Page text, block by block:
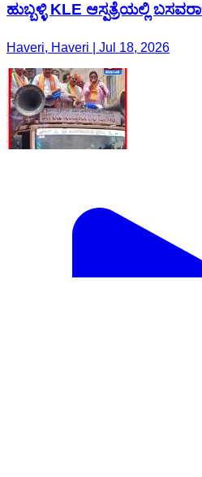
ಹುಬ್ಬಳ್ಳಿ KLE ಆಸ್ಪತ್ರೆಯಲ್ಲಿ
Haveri, Haveri | Jul 18, 2026